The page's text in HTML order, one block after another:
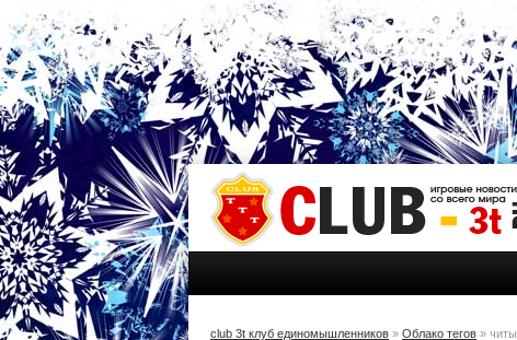
club 3t клуб единомышленников » Облако тегов » читы